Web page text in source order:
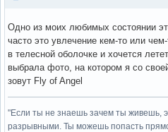
Одно из моих любимых состоянии
часто это увлечение кем-то или
в телесной оболочке и хочется
выбрала фото, на котором я со
зовут Fly of Angel
"Если ты не знаешь зачем ты живешь,
разрывными. Ты можешь попасть